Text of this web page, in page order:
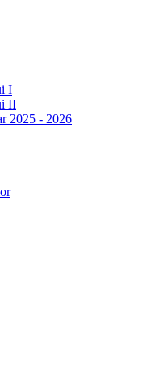
I
II
2025 - 2026